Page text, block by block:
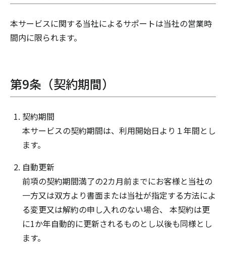
本サービスに関する当社によるサポートは当社の営業時
間内に限られます。
第9条（契約期間）
契約期間
本サービスの契約期間は、利用開始日より１年間とし
ます。
自動更新
前項の契約期間満了の2カ月前までにお客様と当社の
一方又は双方より書面または当社が指定する方法によ
る変更又は解約の申し入れのない場合、 本契約は更
に1か年自動的に更新されるものとし以後も同様とし
ます。